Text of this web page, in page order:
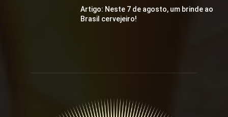
Artigo: Neste 7 de agosto, um brinde ao
Brasil cervejeiro!